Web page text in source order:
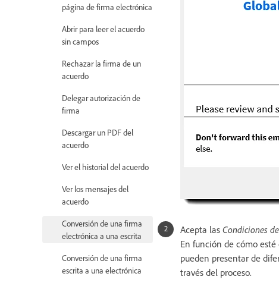
página de firma electrónica
Abrir para leer el acuerdo
sin campos
Rechazar la firma de un
acuerdo
Delegar autorización de
firma
Descargar un PDF del
acuerdo
Ver el historial del acuerdo
Ver los mensajes del
acuerdo
Conversión de una firma
electrónica a una escrita
Conversión de una firma
escrita a una electrónica
Acepta las Condiciones
En función de cómo
pueden presentar de
través del proceso.